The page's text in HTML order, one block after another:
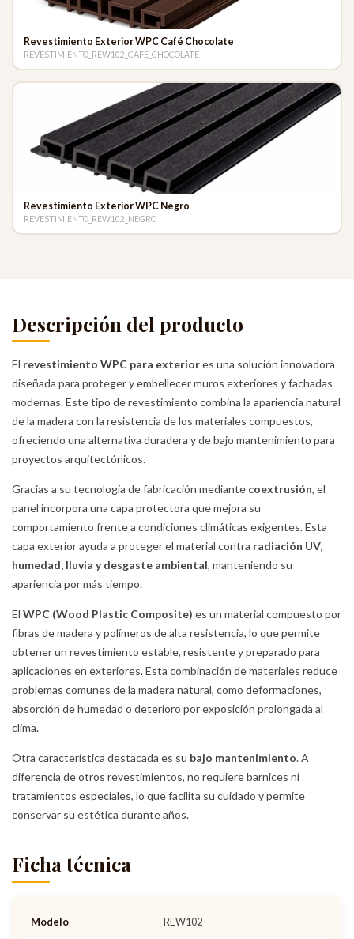
Revestimiento Exterior WPC Café Chocolate
REVESTIMIENTO_REW102_CAFE_CHOCOLATE
Revestimiento Exterior WPC Negro
REVESTIMIENTO_REW102_NEGRO
Descripción del producto
El revestimiento WPC para exteriores una solución innovadora
diseñada para proteger y embellecer muros exteriores y fachadas
modernas. Este tipo de revestimiento combina la apariencia natural
de la madera con la resistencia de los materiales compuestos,
ofreciendo una alternativa duradera y de bajo mantenimiento para
proyectos arquitectónicos.
Gracias a su tecnología de fabricación mediante coextrusión, el
panel incorpora una capa protectora que mejora su
comportamiento frente a condiciones climáticas exigentes. Esta
capa exterior ayuda a proteger el material contra radiación UV,
humedad, lluvia y desgaste ambiental, manteniendo su
apariencia por más tiempo.
El WPC (Wood Plastic Composite) es un material compuesto por
fibras de madera y polímeros de alta resistencia, lo que permite
obtener un revestimiento estable, resistente y preparado para
aplicaciones en exteriores. Esta combinación de materiales reduce
problemas comunes de la madera natural, como deformaciones,
absorción de humedad o deterioro por exposición prolongada al
clima.
Otra característica destacada es su bajo mantenimiento. A
diferencia de otros revestimientos, no requiere barnices ni
tratamientos especiales, lo que facilita su cuidado y permite
conservar su estética durante años.
Ficha técnica
Modelo REW102